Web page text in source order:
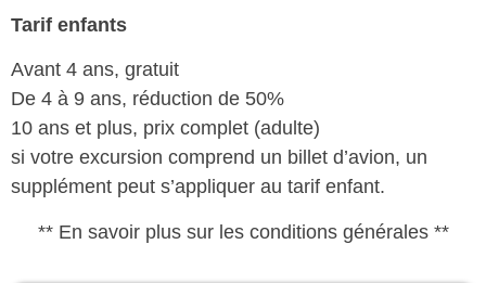
Tarif enfants
Avant 4 ans, gratuit
De 4 à 9 ans, réduction de 50%
10 ans et plus, prix complet (adulte)
si votre excursion comprend un billet d’avion, un
supplément peut s’appliquer au tarif enfant.
** En savoir plus sur les conditions générales **